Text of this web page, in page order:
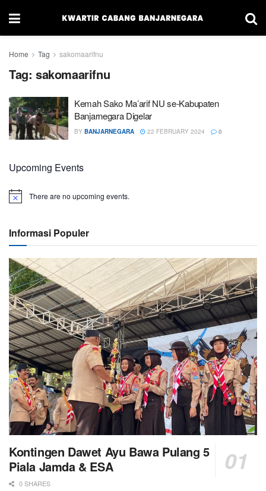
Home Tag sakomaarifnu
Tag: sakomaarifnu
Kemah Sako Ma’arif NU se-Kabupaten
Banjarnegara Digelar
BY BANJARNEGARA 22 FEBRUARY 2024 0
Upcoming Events
There are no upcoming events.
Informasi Populer
Kontingen Dawet Ayu Bawa Pulang 5
Piala Jamda & ESA
0 SHARES